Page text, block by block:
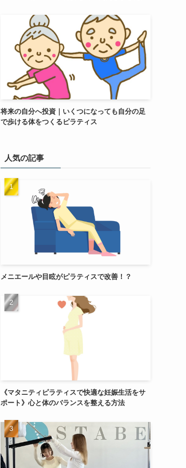
将来の自分へ投資｜いくつになっても自分の足
で歩ける体をつくるピラティス
人気の記事
メニエールや目眩がピラティスで改善！？
《マタニティピラティスで快適な妊娠生活をサ
ポート》心と体のバランスを整える方法